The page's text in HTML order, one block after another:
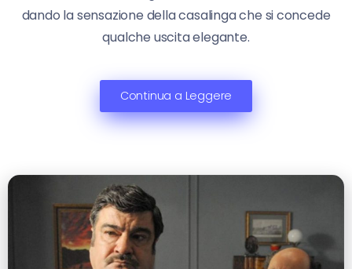
dando la sensazione della casalinga che si concede
qualche uscita elegante.
Continua a Leggere